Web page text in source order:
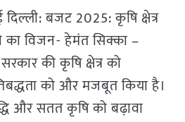
बजट 2025: कृषि क्षेत्र
का विजन- हेमंत सिक्का –
की कृषि क्षेत्र को
को और मजबूत किया है।
और सतत कृषि को बढ़ावा